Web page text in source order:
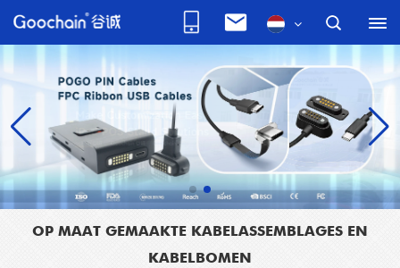
OP MAAT GEMAAKTE KABELASSEMBLAGES EN
KABELBOMEN